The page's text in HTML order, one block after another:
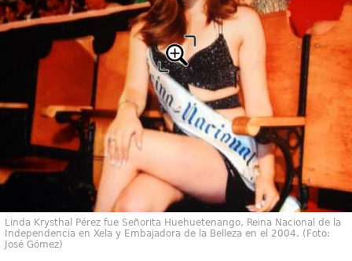
Linda Krysthal Pérez fue Señorita Huehuetenango, Reina Nacional de la
Independencia en Xela y Embajadora de la Belleza en el 2004. (Foto:
José Gómez)